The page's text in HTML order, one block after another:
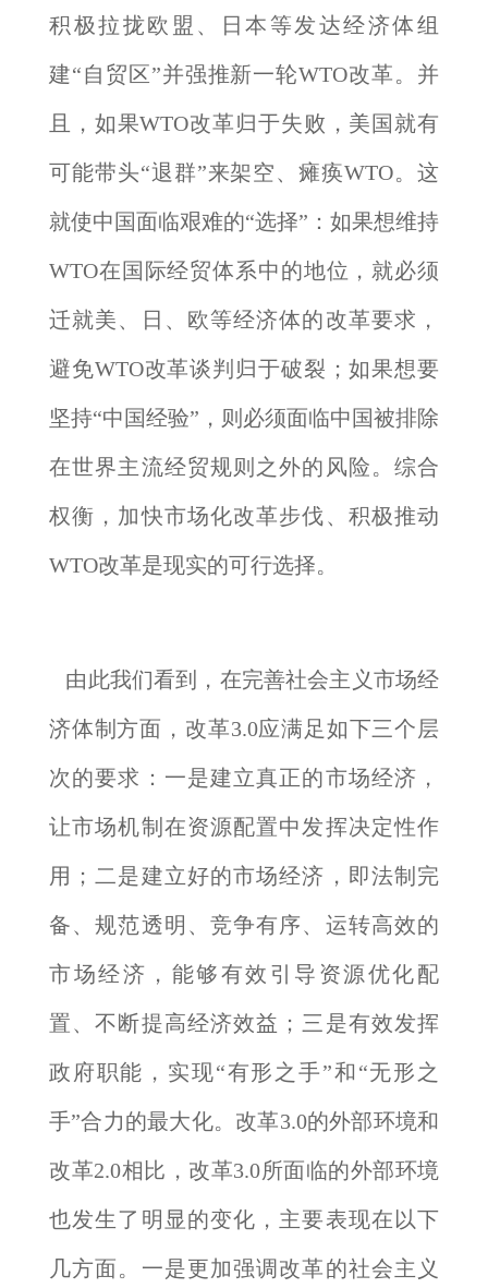
积极拉拢欧盟、日本等发达经济体组
建“自贸区”并强推新一轮WTO改革。并
且，如果WTO改革归于失败，美国就有
可能带头“退群”来架空、瘫痪WTO。这
就使中国面临艰难的“选择”：如果想维持
WTO在国际经贸体系中的地位，就必须
迁就美、日、欧等经济体的改革要求，
避免WTO改革谈判归于破裂；如果想要
坚持“中国经验”，则必须面临中国被排除
在世界主流经贸规则之外的风险。综合
权衡，加快市场化改革步伐、积极推动
WTO改革是现实的可行选择。
由此我们看到，在完善社会主义市场经
济体制方面，改革3.0应满足如下三个层
次的要求：一是建立真正的市场经济，
让市场机制在资源配置中发挥决定性作
用；二是建立好的市场经济，即法制完
备、规范透明、竞争有序、运转高效的
市场经济，能够有效引导资源优化配
置、不断提高经济效益；三是有效发挥
政府职能，实现“有形之手”和“无形之
手”合力的最大化。改革3.0的外部环境和
改革2.0相比，改革3.0所面临的外部环境
也发生了明显的变化，主要表现在以下
几方面。一是更加强调改革的社会主义